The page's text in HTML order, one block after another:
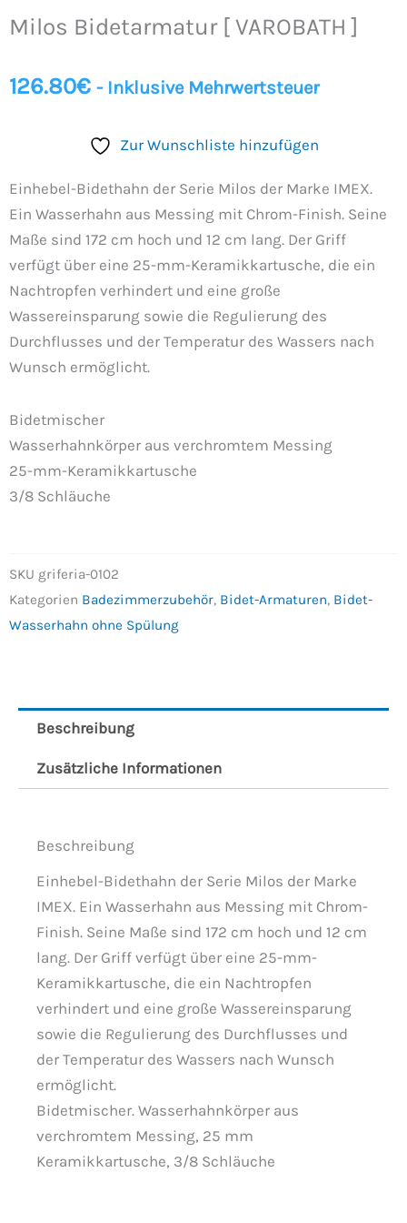
Milos Bidetarmatur [ VAROBATH ]
126.80€ - Inklusive Mehrwertsteuer
Zur Wunschliste hinzufügen
Einhebel-Bidethahn der Serie Milos der Marke IMEX.
Ein Wasserhahn aus Messing mit Chrom-Finish. Seine
Maße sind 172 cm hoch und 12 cm lang. Der Griff
verfügt über eine 25-mm-Keramikkartusche, die ein
Nachtropfen verhindert und eine große
Wassereinsparung sowie die Regulierung des
Durchflusses und der Temperatur des Wassers nach
Wunsch ermöglicht.
Bidetmischer
Wasserhahnkörper aus verchromtem Messing
25-mm-Keramikkartusche
3/8 Schläuche
SKU griferia-0102
Kategorien Badezimmerzubehör, Bidet-Armaturen, Bidet-
Wasserhahn ohne Spülung
VAROBATH
Menge
Beschreibung
Zusätzliche Informationen
Beschreibung
Einhebel-Bidethahn der Serie Milos der Marke
IMEX. Ein Wasserhahn aus Messing mit Chrom-
Finish. Seine Maße sind 172 cm hoch und 12 cm
lang. Der Griff verfügt über eine 25-mm-
Keramikkartusche, die ein Nachtropfen
verhindert und eine große Wassereinsparung
sowie die Regulierung des Durchflusses und
der Temperatur des Wassers nach Wunsch
ermöglicht.
Bidetmischer. Wasserhahnkörper aus
verchromtem Messing, 25 mm
Keramikkartusche, 3/8 Schläuche